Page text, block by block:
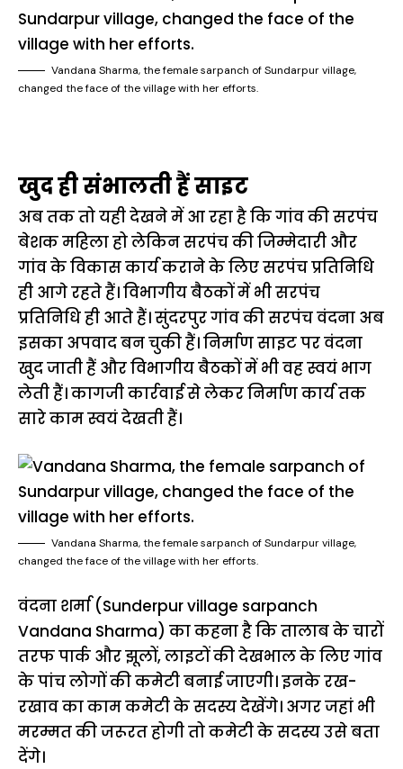
Vandana Sharma, the female sarpanch of Sundarpur village,
changed the face of the village with her efforts.
खुद ही संभालती हैं साइट
अब तक तो यही देखने में आ रहा है कि गांव की सरपंच
बेशक महिला हो लेकिन सरपंच की जिम्मेदारी और
गांव के विकास कार्य कराने के लिए सरपंच प्रतिनिधि
ही आगे रहते हैं। विभागीय बैठकों में भी सरपंच
प्रतिनिधि ही आते हैं। सुंदरपुर गांव की सरपंच वंदना अब
इसका अपवाद बन चुकी हैं। निर्माण साइट पर वंदना
खुद जाती हैं और विभागीय बैठकों में भी वह स्वयं भाग
लेती हैं। कागजी कार्रवाई से लेकर निर्माण कार्य तक
सारे काम स्वयं देखती हैं।
Vandana Sharma, the female sarpanch of Sundarpur village,
changed the face of the village with her efforts.
वंदना शर्मा (Sunderpur village sarpanch
Vandana Sharma) का कहना है कि तालाब के चारों
तरफ पार्क और झूलों, लाइटों की देखभाल के लिए गांव
के पांच लोगों की कमेटी बनाई जाएगी। इनके रख-
रखाव का काम कमेटी के सदस्य देखेंगे। अगर जहां भी
मरम्मत की जरूरत होगी तो कमेटी के सदस्य उसे बता
देंगे।